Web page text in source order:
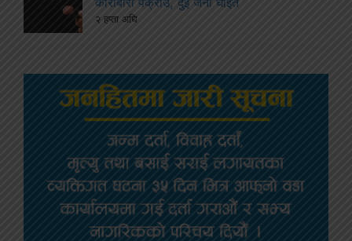
२ हप्ता अघि